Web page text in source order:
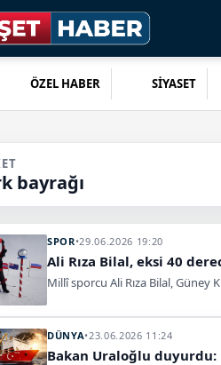
ÖZEL HABER SİYASET
bayrağı
SPOR•29.06.2026 19:20
Ali Rıza Bilal, eksi 40
Millî sporcu Ali Rıza Bilal,
DÜNYA•23.06.2026 11:24
Bakan Uraloğlu duyurdu: